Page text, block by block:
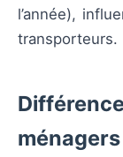
l’année),
transporteurs.